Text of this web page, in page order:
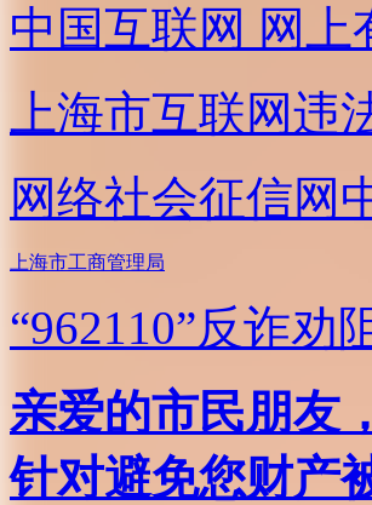
中国互联网 网上
上海市互联网违
网络社会征信网
上海市工商管理局
“962110”反诈劝
亲爱的市民朋友
针对避免您财产